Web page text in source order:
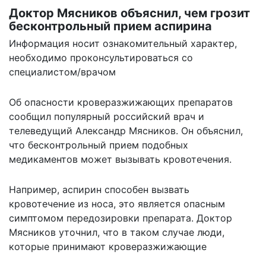
Доктор Мясников объяснил, чем грозит
бесконтрольный прием аспирина
Информация носит ознакомительный характер,
необходимо проконсультироваться со
специалистом/врачом
Об опасности кроверазжижающих препаратов
сообщил популярный российский врач и
телеведущий Александр Мясников. Он объяснил,
что бесконтрольный прием подобных
медикаментов может вызывать кровотечения.
Например, аспирин способен вызвать
кровотечение из носа, это является опасным
симптомом передозировки препарата. Доктор
Мясников уточнил, что в таком случае люди,
которые принимают кроверазжижающие